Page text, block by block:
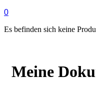
0
Es befinden sich keine
Meine